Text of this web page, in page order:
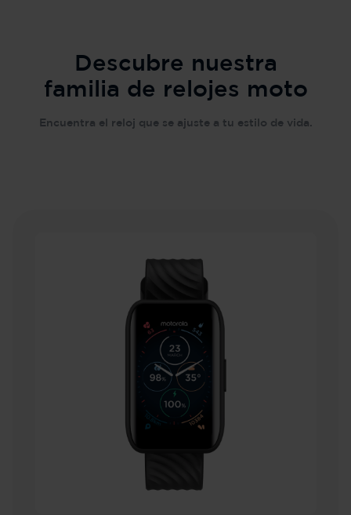
Descubre nuestra
familia de relojes moto
Encuentra el reloj que se ajuste a tu estilo de vida.